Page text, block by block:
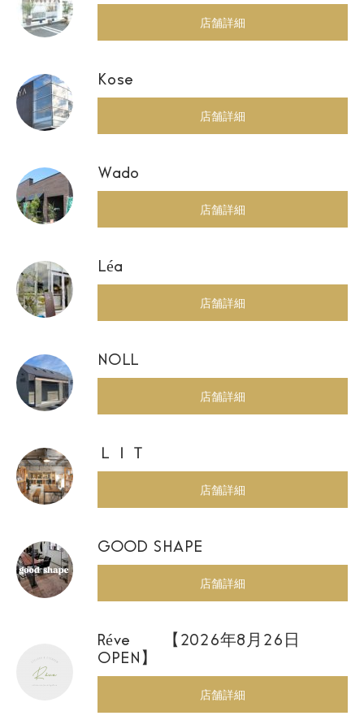
店舗詳細
Kose
店舗詳細
Wado
店舗詳細
Léa
店舗詳細
NOLL
店舗詳細
ＬＩＴ
店舗詳細
GOOD SHAPE
店舗詳細
Réve 【2026年8月26日
OPEN】
店舗詳細